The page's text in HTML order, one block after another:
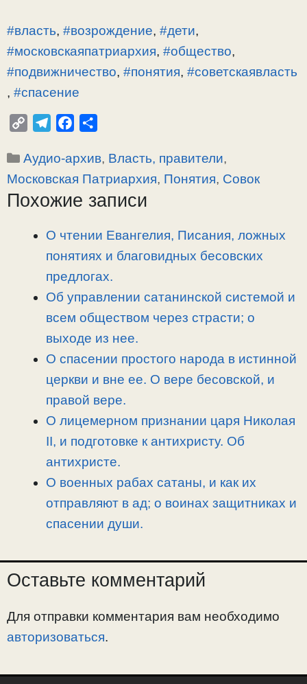
#власть, #возрождение, #дети,
#московскаяпатриархия, #общество,
#подвижничество, #понятия, #советскаявласть
, #спасение
p
y
L
l
e
g
a
c
e
b
п
р
а
Рубрики
Аудио-архив, Власть, правители,
Московская Патриархия, Понятия, Совок
Похожие записи
О чтении Евангелия, Писания, ложных
понятиях и благовидных бесовских
предлогах.
Об управлении сатанинской системой и
всем обществом через страсти; о
выходе из нее.
О спасении простого народа в истинной
церкви и вне ее. О вере бесовской, и
правой вере.
О лицемерном признании царя Николая
II, и подготовке к антихристу. Об
антихристе.
О военных рабах сатаны, и как их
отправляют в ад; о воинах защитниках и
спасении души.
Оставьте комментарий
Для отправки комментария вам необходимо
авторизоваться.